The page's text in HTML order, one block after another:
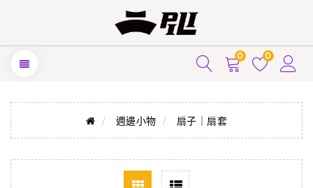
0 0
週邊小物 扇子｜扇套